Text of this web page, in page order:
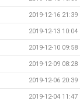
2019-12-16 21:39
2019-12-13 10:04
2019-12-10 09:58
2019-12-09 08:28
2019-12-06 20:39
2019-12-04 11:47